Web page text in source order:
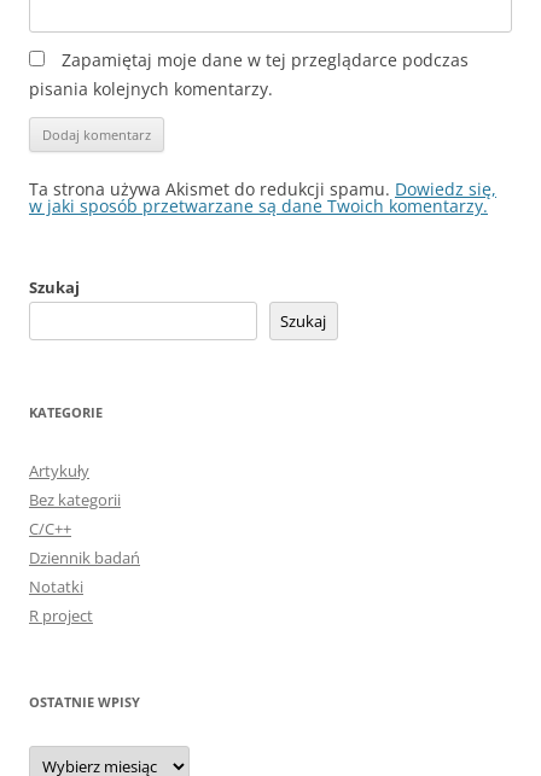
Zapamiętaj moje dane w tej przeglądarce podczas
pisania kolejnych komentarzy.
Ta strona używa Akismet do redukcji spamu. Dowiedz się,
w jaki sposób przetwarzane są dane Twoich komentarzy.
Szukaj
Szukaj
KATEGORIE
Artykuły
Bez kategorii
C/C++
Dziennik badań
Notatki
R project
OSTATNIE WPISY
Ostatnie
wpisy